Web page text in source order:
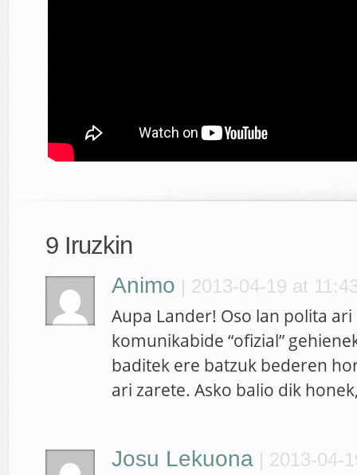
9 Iruzkin
Animo | 2013-04-19 at
Aupa Lander! Oso lan polita
komunikabide “ofizial”
baditek ere batzuk bederen
ari zarete. Asko balio dik
Josu Lekuona | 2013-04-